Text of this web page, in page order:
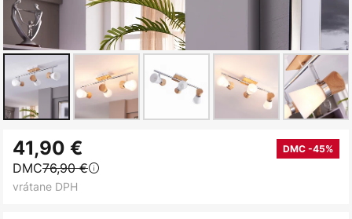
na
začiatok
galérie
41,90 € DMC -45%
DMC76,90 €
vrátane DPH